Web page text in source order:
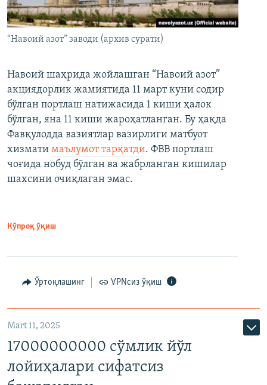
“Навоий азот” заводи (архив сурати)
Навоий шаҳрида жойлашган “Навоий азот”
акциядорлик жамиятида 11 март куни содир
бўлган портлаш натижасида 1 киши ҳалок
бўлган, яна 11 киши жароҳатланган. Бу ҳақда
Фавқулодда вазиятлар вазирлиги матбуот
хизмати маълумот тарқатди. ФВВ портлаш
чоғида нобуд бўлган ва жабрланган кишилар
шахсини очиқлаган эмас.
Кўпроқ ўқиш
Ўртоқлашинг VPNсиз ўқиш
Mart 11, 2025
17000000000 сўмлик йўл
лойиҳалари сифатсиз